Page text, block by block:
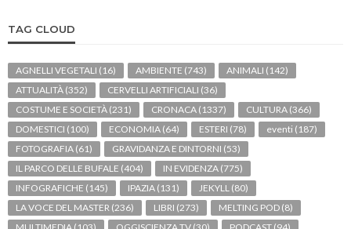
TAG CLOUD
AGNELLI VEGETALI (16) AMBIENTE (743) ANIMALI (142)
ATTUALITÀ (352) CERVELLI ARTIFICIALI (36)
COSTUME E SOCIETÀ (231) CRONACA (1337) CULTURA (366)
DOMESTICI (100) ECONOMIA (64) ESTERI (78) eventi (187)
FOTOGRAFIA (61) GRAVIDANZA E DINTORNI (53)
IL PARCO DELLE BUFALE (404) IN EVIDENZA (775)
INFOGRAFICHE (145) IPAZIA (131) JEKYLL (80)
LA VOCE DEL MASTER (236) LIBRI (273) MELTING POD (8)